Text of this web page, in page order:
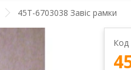
45Т-6703038 Завіс рамки
Код